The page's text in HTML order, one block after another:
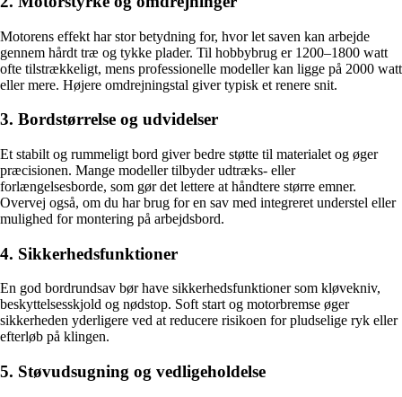
Motorens effekt har stor betydning for, hvor let saven kan arbejde
gennem hårdt træ og tykke plader. Til hobbybrug er 1200–1800 watt
ofte tilstrækkeligt, mens professionelle modeller kan ligge på 2000 watt
eller mere. Højere omdrejningstal giver typisk et renere snit.
3. Bordstørrelse og udvidelser
Et stabilt og rummeligt bord giver bedre støtte til materialet og øger
præcisionen. Mange modeller tilbyder udtræks- eller
forlængelsesborde, som gør det lettere at håndtere større emner.
Overvej også, om du har brug for en sav med integreret understel eller
mulighed for montering på arbejdsbord.
4. Sikkerhedsfunktioner
En god bordrundsav bør have sikkerhedsfunktioner som kløvekniv,
beskyttelsesskjold og nødstop. Soft start og motorbremse øger
sikkerheden yderligere ved at reducere risikoen for pludselige ryk eller
efterløb på klingen.
5. Støvudsugning og vedligeholdelse